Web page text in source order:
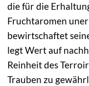
die für die
Fruchtaromen
bewirtschaftet
legt Wert auf
Reinheit des
Trauben zu